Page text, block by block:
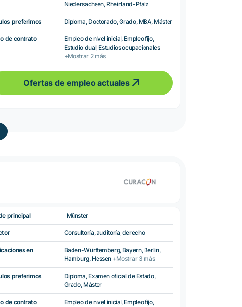
Niedersachsen, Rheinland-Pfalz
preferimos Diploma, Doctorado, Grado, MBA, Máster
de contrato
Empleo de nivel inicial, Empleo fijo,
Estudio dual, Estudios ocupacionales
+Mostrar 2 más
Ofertas de empleo actuales
principal Münster
Consultoría, auditoría, derecho
en
Baden-Württemberg, Bayern, Berlin,
Hamburg, Hessen +Mostrar 3 más
preferimos
Diploma, Examen oficial de Estado,
Grado, Máster
de contrato
Empleo de nivel inicial, Empleo fijo,